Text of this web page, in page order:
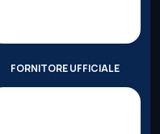
FORNITORE UFFICIALE